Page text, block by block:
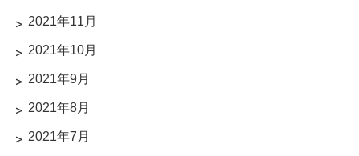
2021年11月
2021年10月
2021年9月
2021年8月
2021年7月